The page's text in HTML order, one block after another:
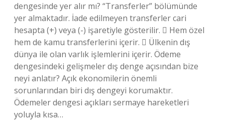
dengesinde yer alır mı? “Transferler” bölümünde
yer almaktadır. İade edilmeyen transferler cari
hesapta (+) veya (-) işaretiyle gösterilir.  Hem özel
hem de kamu transferlerini içerir.  Ülkenin dış
dünya ile olan varlık işlemlerini içerir. Ödeme
dengesindeki gelişmeler dış denge açısından bize
neyi anlatır? Açık ekonomilerin önemli
sorunlarından biri dış dengeyi korumaktır.
Ödemeler dengesi açıkları sermaye hareketleri
yoluyla kısa…